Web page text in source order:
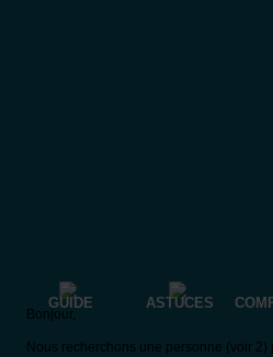
GUIDE ASTUCES
Bonjour,
Nous recherchons une personne (voir